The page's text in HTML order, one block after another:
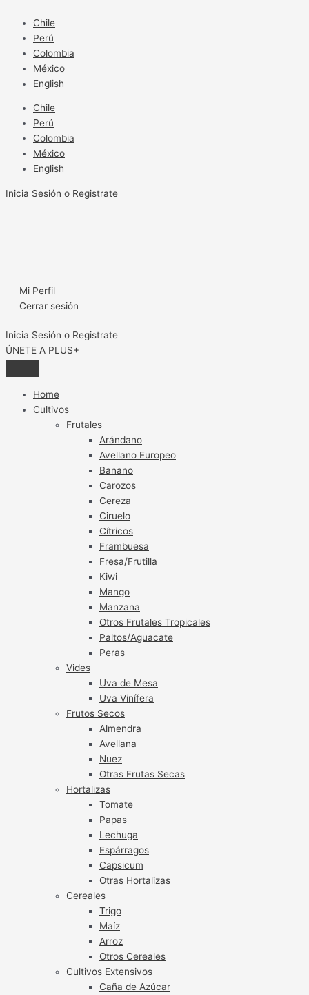
contenido
Chile
Perú
Colombia
México
English
Chile
Perú
Colombia
México
English
Inicia Sesión o Registrate
Mi Perfil
Cerrar sesión
Inicia Sesión o Registrate
ÚNETE A PLUS+
Home
Cultivos
Frutales
Arándano
Avellano Europeo
Banano
Carozos
Cereza
Ciruelo
Cítricos
Frambuesa
Fresa/Frutilla
Kiwi
Mango
Manzana
Otros Frutales Tropicales
Paltos/Aguacate
Peras
Vides
Uva de Mesa
Uva Vinífera
Frutos Secos
Almendra
Avellana
Nuez
Otras Frutas Secas
Hortalizas
Tomate
Papas
Lechuga
Espárragos
Capsicum
Otras Hortalizas
Cereales
Trigo
Maíz
Arroz
Otros Cereales
Cultivos Extensivos
Caña de Azúcar